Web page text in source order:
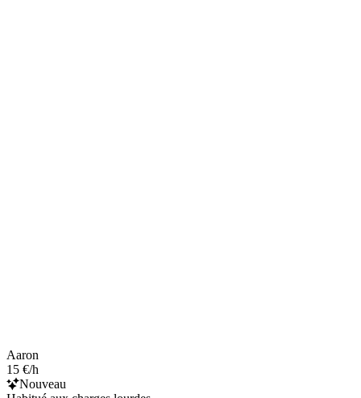
Aaron
15 €/h
Nouveau